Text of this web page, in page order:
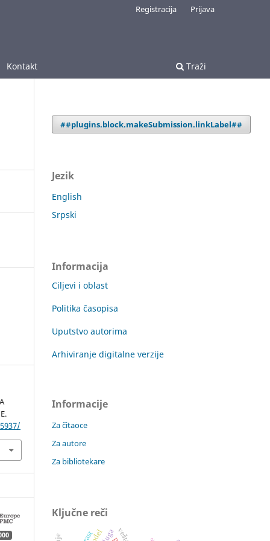
Kontakt Traži
Registracija Prijava
##plugins.block.makeSubmission.linkLabel##
Jezik
English
Srpski
Informacija
Ciljevi i oblast
Politika časopisa
Uputstvo autorima
Arhiviranje digitalne verzije
Informacije
Za čitaoce
Za autore
Za bibliotekare
Ključne reči